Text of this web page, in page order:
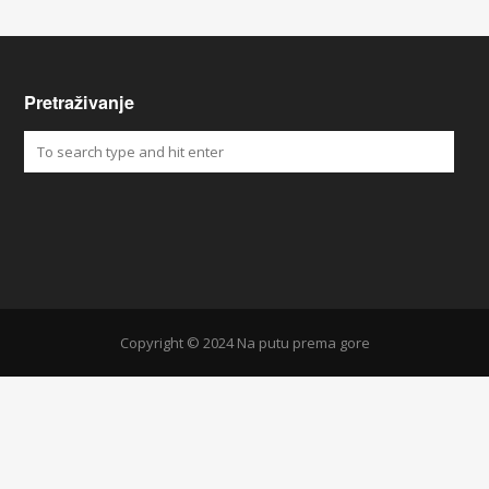
Pretraživanje
Copyright © 2024 Na putu prema gore